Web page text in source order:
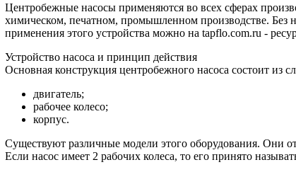
Центробежные насосы применяются во всех сферах
химическом, печатном, промышленном производстве. Без
применения этого устройства можно на tapflo.com.ru -
Устройство насоса и принцип действия
Основная конструкция центробежного насоса состоит из
двигатель;
рабочее колесо;
корпус.
Существуют различные модели этого оборудования. Они
Если насос имеет 2 рабочих колеса, то его принято